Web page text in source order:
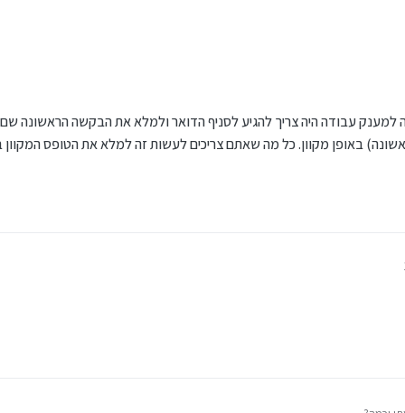
באופן מקוון. כל מה שאתם צריכים לעשות זה למלא את הטופס